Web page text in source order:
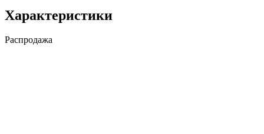
Характеристики
Распродажа